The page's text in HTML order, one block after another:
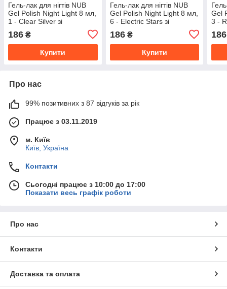
Гель-лак для нігтів NUB
Gel Polish Night Light 8 мл,
1 - Clear Silver зі
ефектом
186 ₴
Купити
Гель-лак для нігтів NUB
Gel Polish Night Light 8 мл,
6 - Electric Stars зі
ефектом
186₴
Купити
Gel
3 -
186
Про нас
99% позитивних з 87 відгуків за рік
Працює з 03.11.2019
м. Київ
Київ, Україна
Контакти
Сьогодні працює з 10:00 до 17:00
Показати весь графік роботи
Про нас
Контакти
Доставка та оплата